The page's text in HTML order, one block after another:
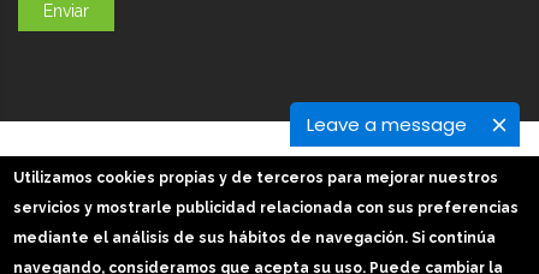
Leave a message
Imágenes slider: Freepik
Utilizamos cookies propias y de terceros para mejorar nuestros
servicios y mostrarle publicidad relacionada con sus preferencias
mediante el análisis de sus hábitos de navegación. Si continúa
navegando, consideramos que acepta su uso. Puede cambiar la